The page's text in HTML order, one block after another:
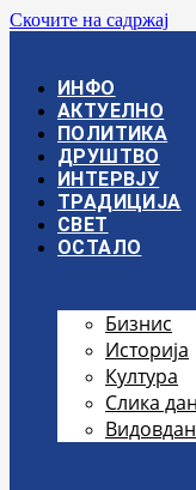
Скочите на садржај
ИНФО
АКТУЕЛНО
ПОЛИТИКА
ДРУШТВО
ИНТЕРВЈУ
ТРАДИЦИЈА
СВЕТ
ОСТАЛО
Бизнис
Историја
Култура
Слика